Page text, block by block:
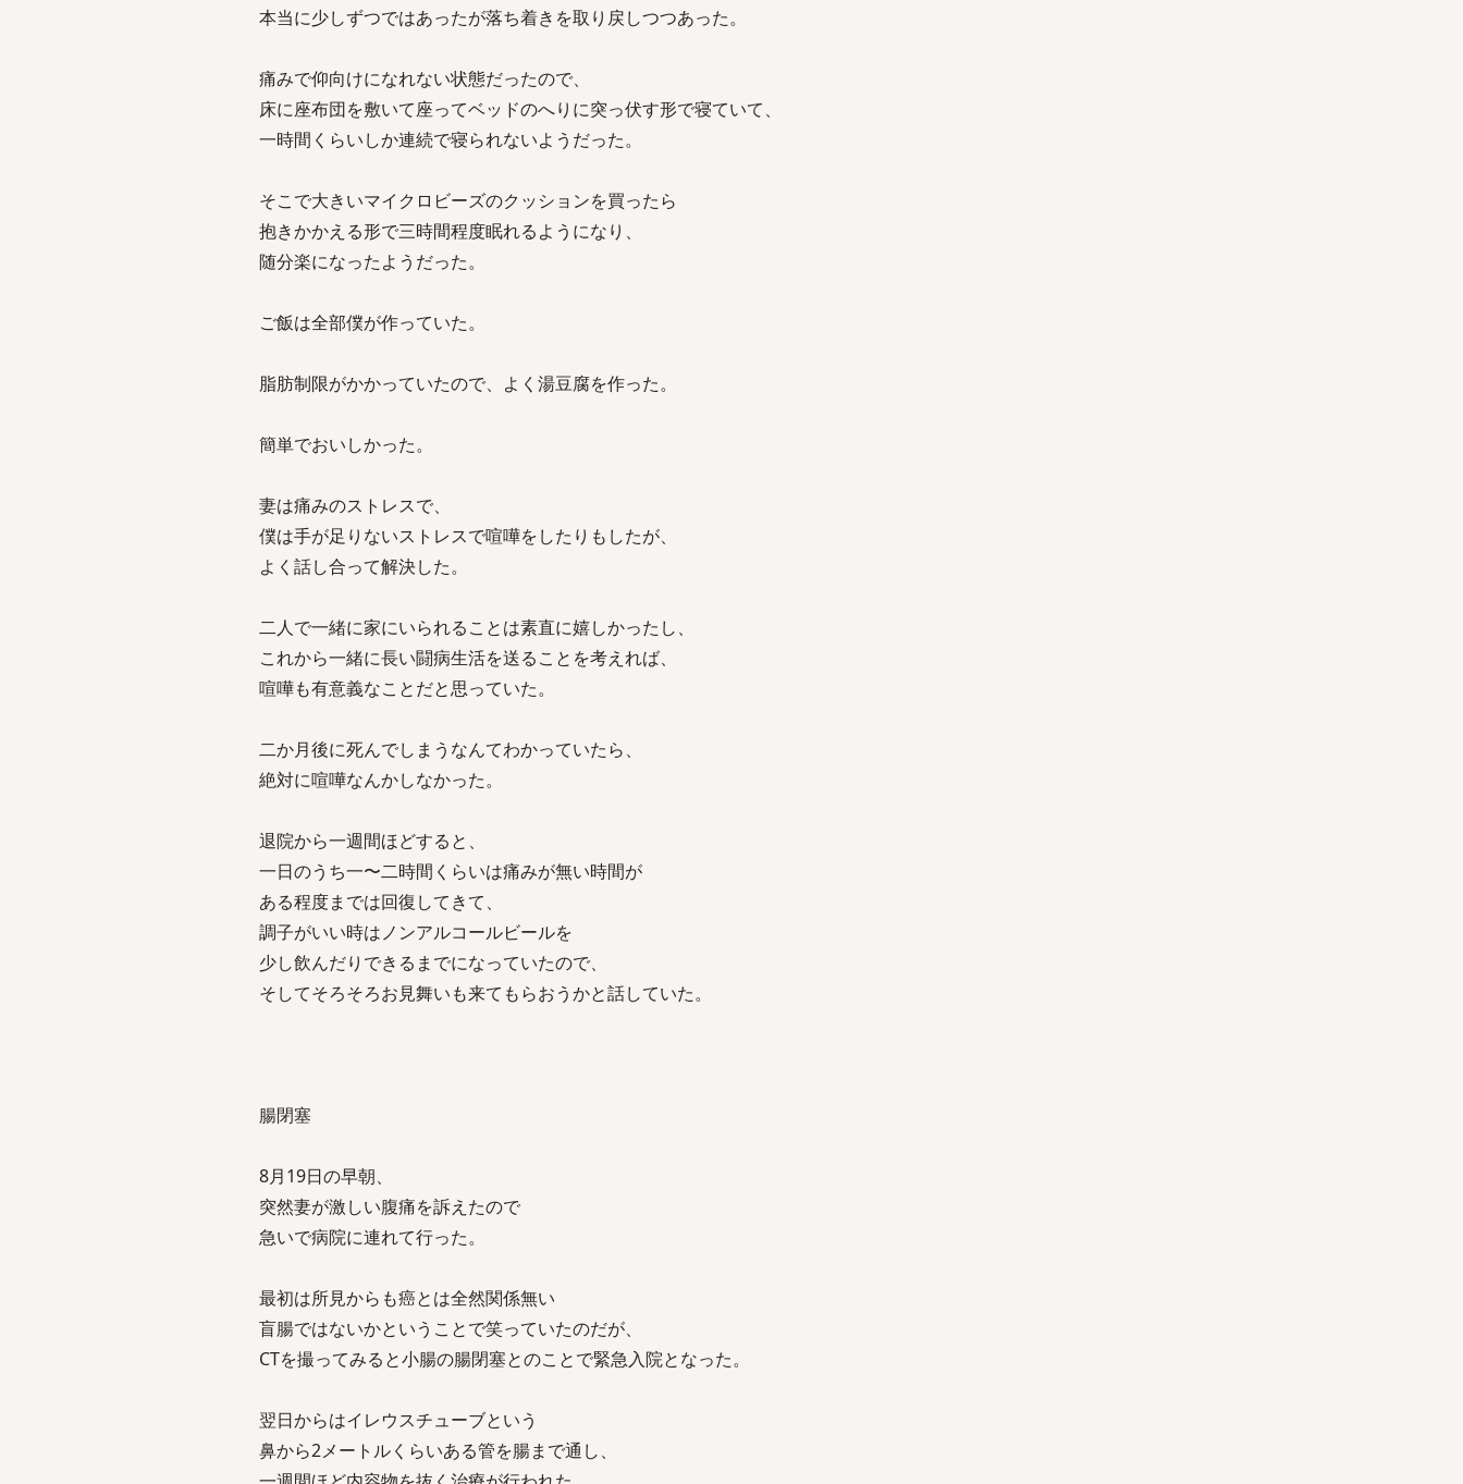
本当に少しずつではあったが落ち着きを取り戻しつつあった。
痛みで仰向けになれない状態だったので、
床に座布団を敷いて座ってベッドのへりに突っ伏す形で寝ていて、
一時間くらいしか連続で寝られないようだった。
そこで大きいマイクロビーズのクッションを買ったら
抱きかかえる形で三時間程度眠れるようになり、
随分楽になったようだった。
ご飯は全部僕が作っていた。
脂肪制限がかかっていたので、よく湯豆腐を作った。
簡単でおいしかった。
妻は痛みのストレスで、
僕は手が足りないストレスで喧嘩をしたりもしたが、
よく話し合って解決した。
二人で一緒に家にいられることは素直に嬉しかったし、
これから一緒に長い闘病生活を送ることを考えれば、
喧嘩も有意義なことだと思っていた。
二か月後に死んでしまうなんてわかっていたら、
絶対に喧嘩なんかしなかった。
退院から一週間ほどすると、
一日のうち一〜二時間くらいは痛みが無い時間が
ある程度までは回復してきて、
調子がいい時はノンアルコールビールを
少し飲んだりできるまでになっていたので、
そしてそろそろお見舞いも来てもらおうかと話していた。
腸閉塞
8月19日の早朝、
突然妻が激しい腹痛を訴えたので
急いで病院に連れて行った。
最初は所見からも癌とは全然関係無い
盲腸ではないかということで笑っていたのだが、
CTを撮ってみると小腸の腸閉塞とのことで緊急入院となった。
翌日からはイレウスチューブという
鼻から2メートルくらいある管を腸まで通し、